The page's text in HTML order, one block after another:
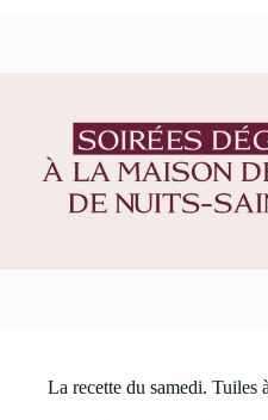
La recette du samedi. Tuiles